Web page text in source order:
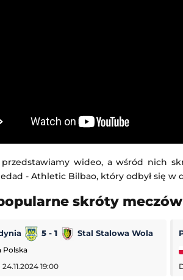
przedstawiamy wideo, a wśród nich
- Athletic Bilbao, który odbył się w
skróty meczów
5 - 1 Stal Stalowa Wola
Polska
19:00